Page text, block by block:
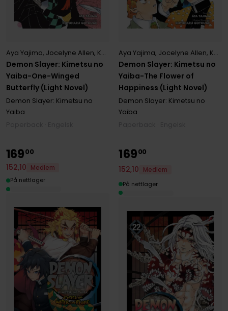
Demon Slayer: Kimetsu no
Yaiba-One-Winged
Butterfly (Light Novel)
Aya Yajima, Jocelyne Allen, Koyoharu Gotouge
Demon Slayer: Kimetsu no
Yaiba
Demon Slayer: Kimetsu no
Yaiba-The Flower of
Happiness (Light Novel)
Aya Yajima, Jocelyne Allen, Koyoharu Gotouge
Demon Slayer: Kimetsu no
Yaiba
16900
152,10
Medlem
På nettlager
16900
152,10
Medlem
På nettlager